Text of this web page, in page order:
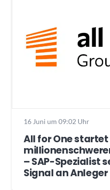
16 Juni um 09:02 Uhr
All for One startet
– SAP-Spezialist
Signal an Anleger